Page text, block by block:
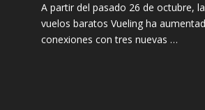
A partir del pasado 26 de octubre,
vuelos baratos Vueling ha
conexiones con tres nuevas …